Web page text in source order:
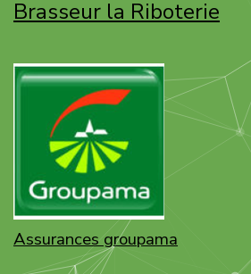
Brasseur la Riboterie
Assurances groupama